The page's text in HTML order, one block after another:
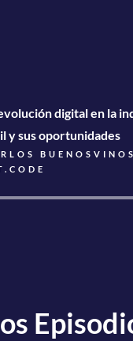
digital en la
y sus oportunidades